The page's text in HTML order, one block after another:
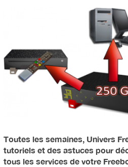
Toutes les semaines, Univers
tutoriels et des astuces pour
tous les services de votre